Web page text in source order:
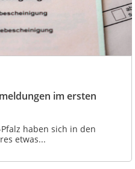
im ersten
haben sich in den
etwas...